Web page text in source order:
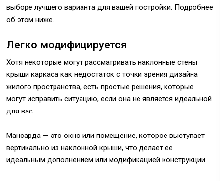
выборе лучшего варианта для вашей постройки. Подробнее
об этом ниже.
Легко модифицируется
Хотя некоторые могут рассматривать наклонные стены
крыши каркаса как недостаток с точки зрения дизайна
жилого пространства, есть простые решения, которые
могут исправить ситуацию, если она не является идеальной
для вас.
Мансарда — это окно или помещение, которое выступает
вертикально из наклонной крыши, что делает ее
идеальным дополнением или модификацией конструкции.